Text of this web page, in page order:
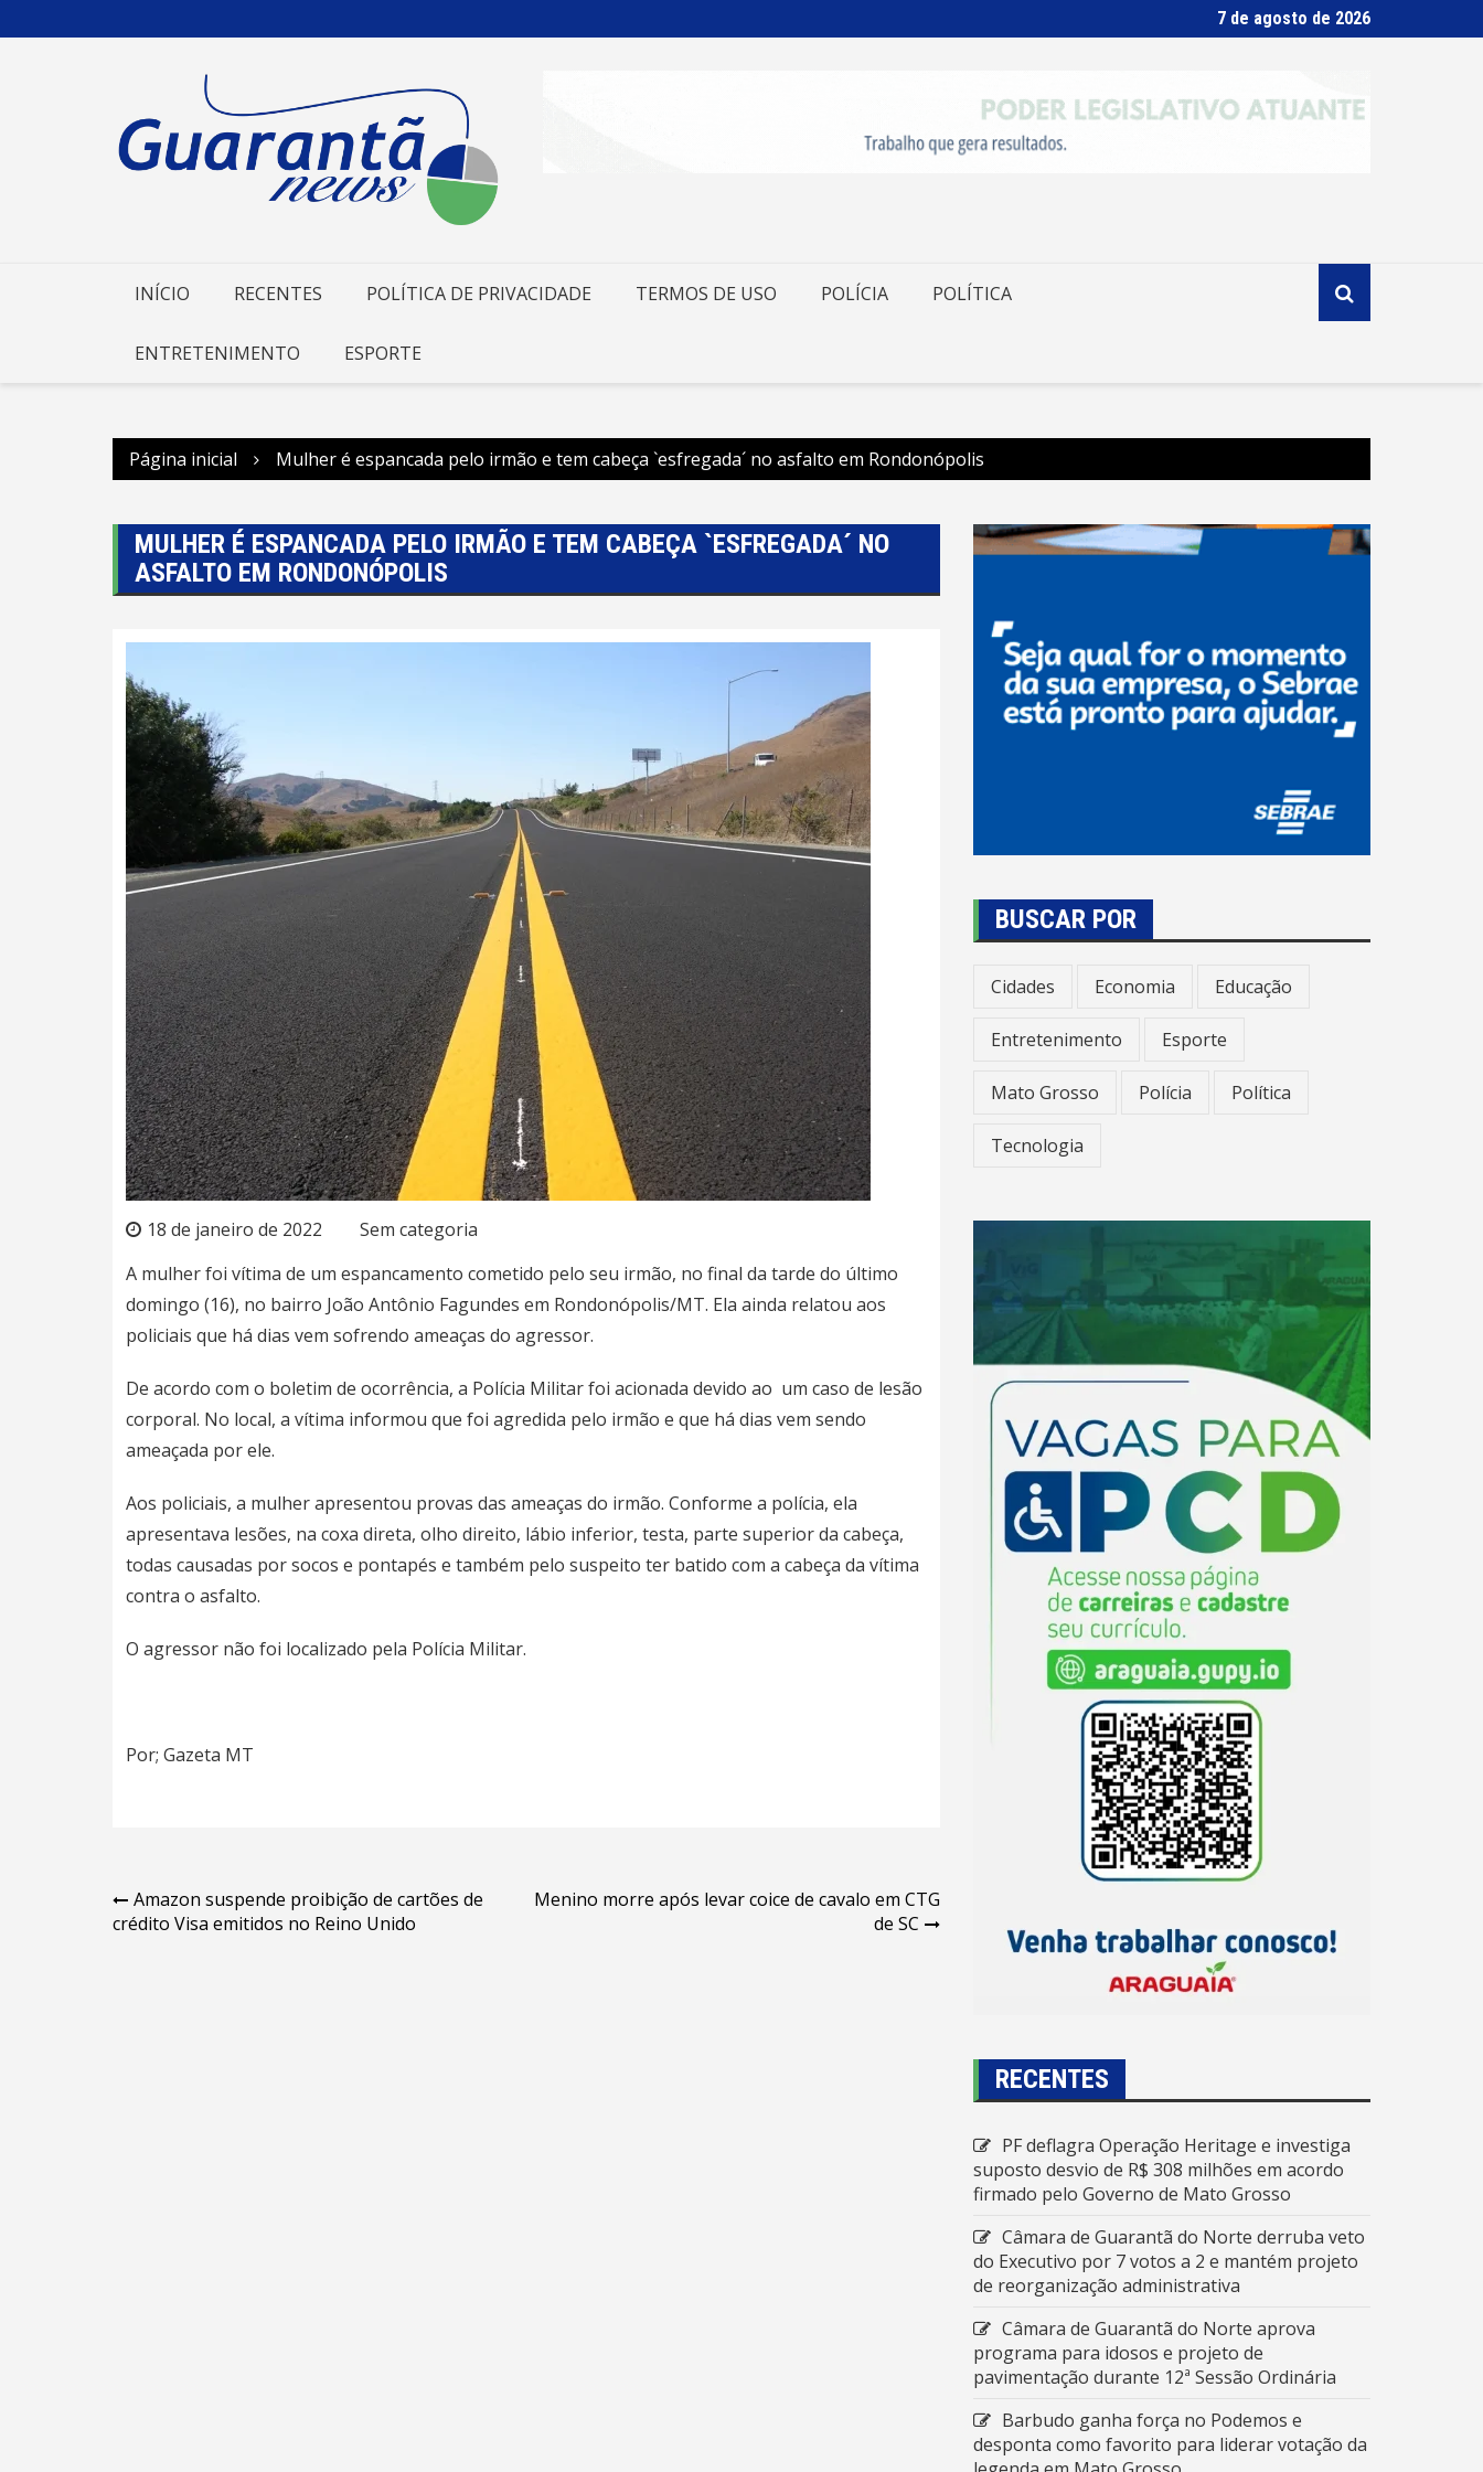
para
7 de agosto de 2026
INÍCIO RECENTES POLÍTICA DE PRIVACIDADE TERMOS DE USO POLÍCIA POLÍTICA
ENTRETENIMENTO ESPORTE
Página inicial Mulher é espancada pelo irmão e tem cabeça `esfregada´ no asfalto em Rondonópolis
MULHER É ESPANCADA PELO IRMÃO E TEM CABEÇA `ESFREGADA´ NO
ASFALTO EM RONDONÓPOLIS
18 de janeiro de 2022
Sem categoria
A mulher foi vítima de um espancamento cometido pelo seu irmão, no final da tarde do último
domingo (16), no bairro João Antônio Fagundes em Rondonópolis/MT. Ela ainda relatou aos
policiais que há dias vem sofrendo ameaças do agressor.
De acordo com o boletim de ocorrência, a Polícia Militar foi acionada devido ao um caso de lesão
corporal. No local, a vítima informou que foi agredida pelo irmão e que há dias vem sendo
ameaçada por ele.
Aos policiais, a mulher apresentou provas das ameaças do irmão. Conforme a polícia, ela
apresentava lesões, na coxa direta, olho direito, lábio inferior, testa, parte superior da cabeça,
todas causadas por socos e pontapés e também pelo suspeito ter batido com a cabeça da vítima
contra o asfalto.
O agressor não foi localizado pela Polícia Militar.
Por; Gazeta MT
Navegação
de
Amazon suspende proibição de cartões de
crédito Visa emitidos no Reino Unido
Menino morre após levar coice de cavalo em CTG
de SC
BUSCAR POR
Cidades Economia Educação
Entretenimento Esporte
Mato Grosso Polícia Política
Tecnologia
RECENTES
PF deflagra Operação Heritage e investiga
suposto desvio de R$ 308 milhões em acordo
firmado pelo Governo de Mato Grosso
Câmara de Guarantã do Norte derruba veto
do Executivo por 7 votos a 2 e mantém projeto
de reorganização administrativa
Câmara de Guarantã do Norte aprova
programa para idosos e projeto de
pavimentação durante 12ª Sessão Ordinária
Barbudo ganha força no Podemos e
desponta como favorito para liderar votação da